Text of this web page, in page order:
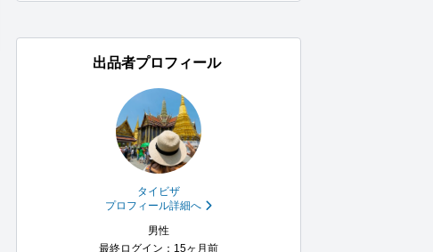
出品者プロフィール
タイビザ
プロフィール詳細へ
男性
最終ログイン：15ヶ月前